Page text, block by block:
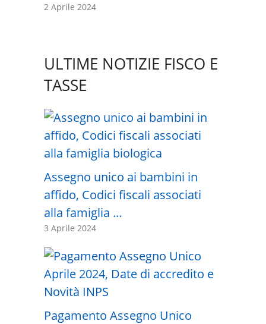
2 Aprile 2024
ULTIME NOTIZIE FISCO E
TASSE
Assegno unico ai bambini in
affido, Codici fiscali associati
alla famiglia …
3 Aprile 2024
Pagamento Assegno Unico